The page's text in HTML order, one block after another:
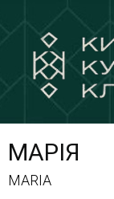
МАРІЯ
MARIA